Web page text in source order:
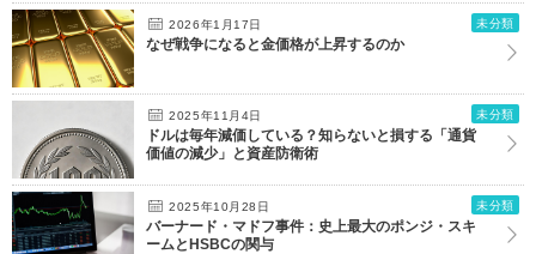
2026年1月17日 未分類
なぜ戦争になると金価格が上昇するのか
2025年11月4日 未分類
ドルは毎年減価している？知らないと損する「通貨
価値の減少」と資産防衛術
2025年10月28日 未分類
バーナード・マドフ事件：史上最大のポンジ・スキ
ームとHSBCの関与